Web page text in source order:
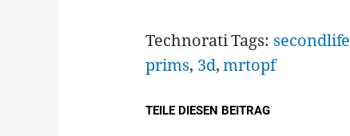
Technorati Tags: secondlife
prims, 3d,mrtopf
TEILE DIESEN BEITRAG